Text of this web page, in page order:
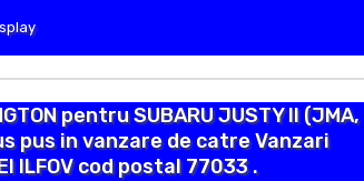
pentru SUBARU JUSTY II (JMA,
pus in vanzare de catre Vanzari
ILFOV cod postal 77033 .